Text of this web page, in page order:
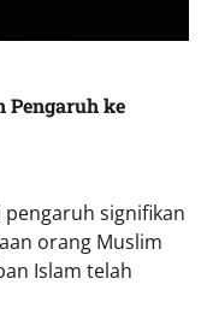
Pengaruh ke
signifikan
orang Muslim
Islam telah